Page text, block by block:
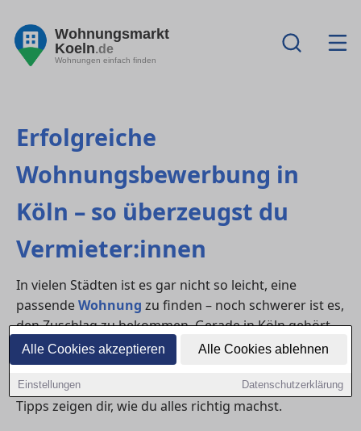
Alle Cookies akzeptieren Alle Cookies ablehnen
Einstellungen Datenschutzerklärung
Wohnungsmarkt
Koeln.de
Wohnungen einfach finden
Erfolgreiche
Wohnungsbewerbung in
Köln – so überzeugst du
Vermieter:innen
In vielen Städten ist es gar nicht so leicht, eine
passendeWohnung zu finden – noch schwerer ist es,
den Zuschlag zu bekommen. Gerade in Köln gehört
häufig zu den Regionen mit hoher Nachfrage. Mit
einer professionellenWohnungsbewerbung
du dich klar von der Konkurrenz abheben. Diese
Tipps zeigen dir, wie du alles richtig machst.